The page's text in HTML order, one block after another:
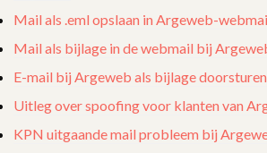
Mail als .eml opslaan in Argeweb-
Mail als bijlage in de webmail bij
E-mail bij Argeweb als bijlage doorsturen
Uitleg over spoofing voor klanten van
KPN uitgaande mail probleem bij